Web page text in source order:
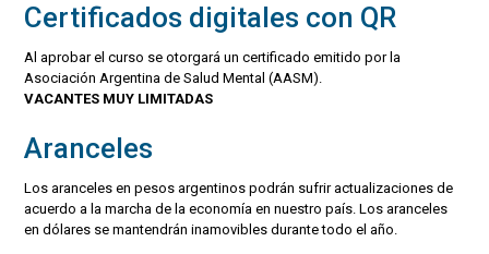
Certificados digitales con QR
Al aprobar el curso se otorgará un certificado emitido por la
Asociación Argentina de Salud Mental (AASM).
VACANTES MUY LIMITADAS
Aranceles
Los aranceles en pesos argentinos podrán sufrir actualizaciones de
acuerdo a la marcha de la economía en nuestro país. Los aranceles
en dólares se mantendrán inamovibles durante todo el año.